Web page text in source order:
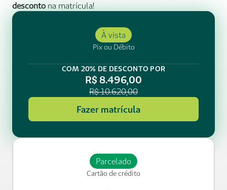
desconto na matrícula!
À vista
Pix ou Débito
COM 20% DE DESCONTO POR
R$ 8.496,00
R$ 10.620,00
Fazer matrícula
Parcelado
Cartão de crédito